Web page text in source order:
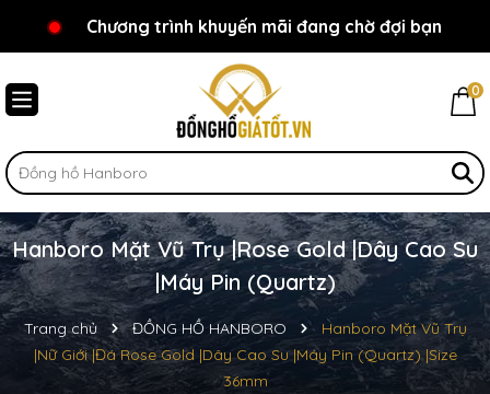
Chào mừng bạn đến với Đồnghồgiátốt.vn!
Chương trình khuyến mãi đang chờ đợi bạn
0
Hanboro Mặt Vũ Trụ |Rose Gold |Dây Cao Su
|Máy Pin (Quartz)
Trang chủ ĐỒNG HỒ HANBORO
Hanboro Mặt Vũ Trụ
|Nữ Giới |Đá Rose Gold |Dây Cao Su |Máy Pin (Quartz) |Size
36mm